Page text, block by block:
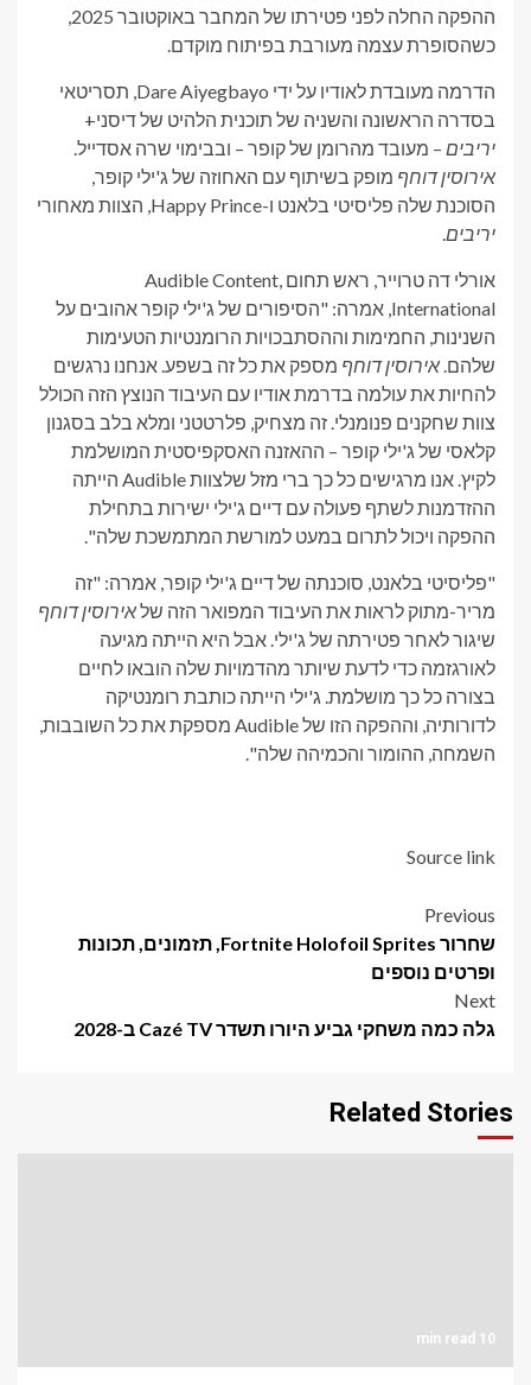
ההפקה החלה לפני פטירתו של המחבר באוקטובר 2025,
כשהסופרת עצמה מעורבת בפיתוח מוקדם.
הדרמה מעובדת לאודיו על ידי Dare Aiyegbayo, תסריטאי
בסדרה הראשונה והשניה של תוכנית הלהיט של דיסני+
יריבים – מעובד מהרומן של קופר – ובבימוי שרה אסדייל.
אירוסין דוחף מופק בשיתוף עם האחוזה של ג'ילי קופר,
הסוכנת שלה פליסיטי בלאנט ו-Happy Prince, הצוות מאחורי
יריבים.
אורלי דה טרוייר, ראש תחום Audible Content,
International, אמרה: "הסיפורים של ג'ילי קופר אהובים על
השנינות, החמימות וההסתבכויות הרומנטיות הטעימות
שלהם.אירוסין דוחף מספק את כל זה בשפע. אנחנו נרגשים
להחיות את עולמה בדרמת אודיו עם העיבוד הנוצץ הזה הכולל
צוות שחקנים פנומנלי. זה מצחיק, פלרטטני ומלא בלב בסגנון
קלאסי של ג'ילי קופר – ההאזנה האסקפיסטית המושלמת
לקיץ. אנו מרגישים כל כך ברי מזל שלצוות Audible הייתה
ההזדמנות לשתף פעולה עם דיים ג'ילי ישירות בתחילת
ההפקה ויכול לתרום במעט למורשת המתמשכת שלה".
"פליסיטי בלאנט, סוכנתה של דיים ג'ילי קופר, אמרה: "זה
מריר-מתוק לראות את העיבוד המפואר הזה שלאירוסין דוחף
שיגור לאחר פטירתה של ג'ילי. אבל היא הייתה מגיעה
לאורגזמה כדי לדעת שיותר מהדמויות שלה הובאו לחיים
בצורה כל כך מושלמת. ג'ילי הייתה כותבת רומנטיקה
לדורותיה, וההפקה הזו של Audible מספקת את כל השובבות,
השמחה, ההומור והכמיהה שלה".
Source link
Post
navigation
Previous
שחרור Fortnite Holofoil Sprites, תזמונים, תכונות
ופרטים נוספים
Next
גלה כמה משחקי גביע היורו תשדר Cazé TV ב-2028
Related Stories
10 min read